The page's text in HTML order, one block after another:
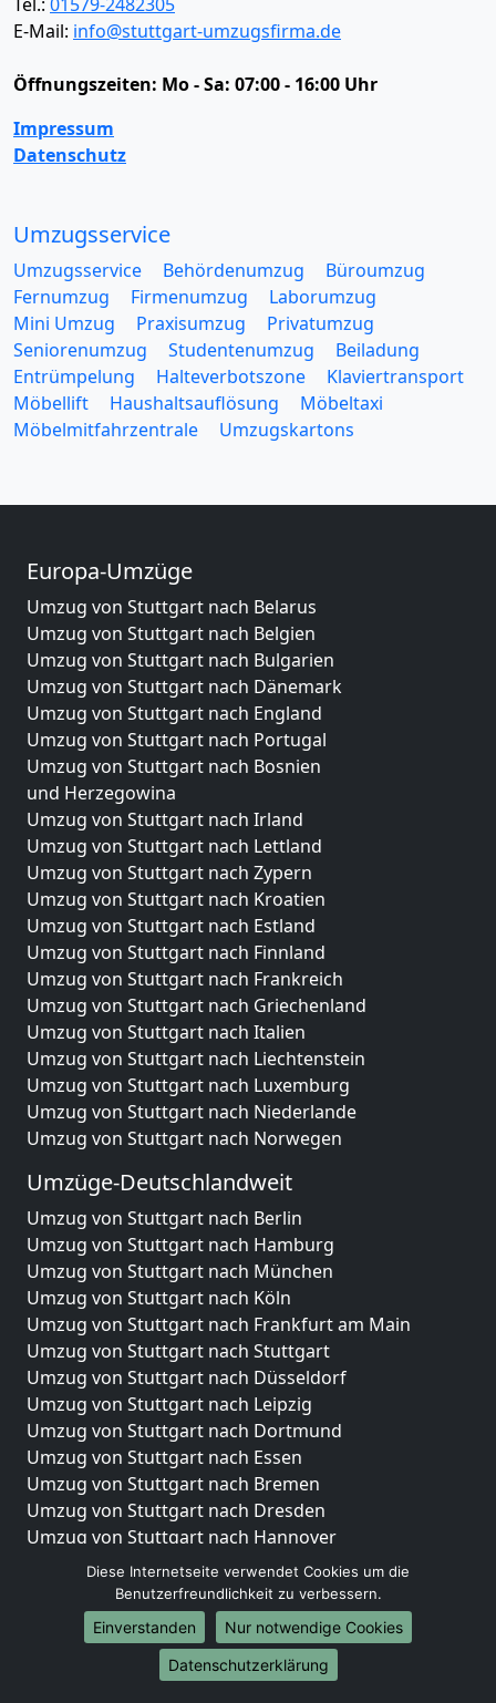
E-Mail: info@stuttgart-umzugsfirma.de
Öffnungszeiten: Mo - Sa: 07:00 - 16:00 Uhr
Impressum
Datenschutz
Umzugsservice
Umzugsservice Behördenumzug
Büroumzug
Fernumzug
Firmenumzug
Laborumzug
Mini Umzug
Praxisumzug
Privatumzug
Seniorenumzug
Studentenumzug
Beiladung
Entrümpelung
Halteverbotszone
Klaviertransport
Möbellift
Haushaltsauflösung
Möbeltaxi
Möbelmitfahrzentrale
Umzugskartons
Europa-Umzüge
Umzug von Stuttgart nach Belarus
Umzug von Stuttgart nach Belgien
Umzug von Stuttgart nach Bulgarien
Umzug von Stuttgart nach Dänemark
Umzug von Stuttgart nach England
Umzug von Stuttgart nach Portugal
Umzug von Stuttgart nach Bosnien
und Herzegowina
Umzug von Stuttgart nach Irland
Umzug von Stuttgart nach Lettland
Umzug von Stuttgart nach Zypern
Umzug von Stuttgart nach Kroatien
Umzug von Stuttgart nach Estland
Umzug von Stuttgart nach Finnland
Umzug von Stuttgart nach Frankreich
Umzug von Stuttgart nach Griechenland
Umzug von Stuttgart nach Italien
Umzug von Stuttgart nach Liechtenstein
Umzug von Stuttgart nach Luxemburg
Umzug von Stuttgart nach Niederlande
Umzug von Stuttgart nach Norwegen
Umzüge-Deutschlandweit
Umzug von Stuttgart nach Berlin
Umzug von Stuttgart nach Hamburg
Umzug von Stuttgart nach München
Umzug von Stuttgart nach Köln
Umzug von Stuttgart nach Frankfurt am Main
Umzug von Stuttgart nach Stuttgart
Umzug von Stuttgart nach Düsseldorf
Umzug von Stuttgart nach Leipzig
Umzug von Stuttgart nach Dortmund
Umzug von Stuttgart nach Essen
Umzug von Stuttgart nach Bremen
Umzug von Stuttgart nach Dresden
Umzug von Stuttgart nach Hannover
Umzug von Stuttgart nach Nürnberg
Umzug von Stuttgart nach Duisburg
Umzug von Stuttgart nach Bochum
Umzug von Stuttgart nach Wuppertal
Umzug von Stuttgart nach Bielefeld
Diese Internetseite verwendet Cookies um die
Benutzerfreundlichkeit zu verbessern.
Einverstanden
Nur notwendige Cookies
Datenschutzerklärung